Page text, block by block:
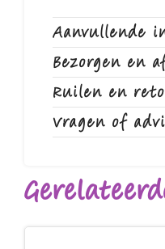
Aanvullende
Bezorgen en
Ruilen en
Vragen of